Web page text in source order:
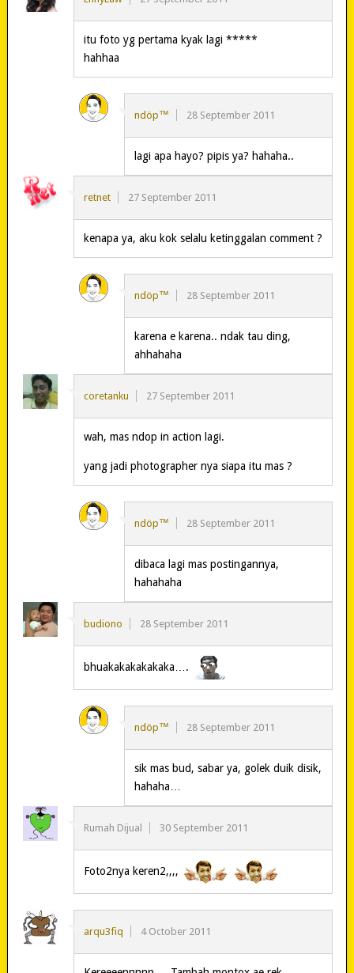
itu foto yg pertama kyak lagi *****
hahhaa
ndöp™ 28 September 2011
lagi apa hayo? pipis ya? hahaha..
retnet 27 September 2011
kenapa ya, aku kok selalu ketinggalan comment ?
ndöp™ 28 September 2011
karena e karena.. ndak tau ding,
ahhahaha
coretanku 27 September 2011
wah, mas ndop in action lagi.
yang jadi photographer nya siapa itu mas ?
ndöp™ 28 September 2011
dibaca lagi mas postingannya,
hahahaha
budiono 28 September 2011
bhuakakakakakaka….
ndöp™ 28 September 2011
sik mas bud, sabar ya, golek duik disik,
hahaha…
Rumah Dijual 30 September 2011
Foto2nya keren2,,,,
arqu3fiq 4 October 2011